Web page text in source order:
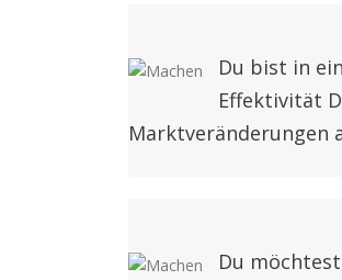
Du bist in
Effektivität
Marktveränderungen
Du